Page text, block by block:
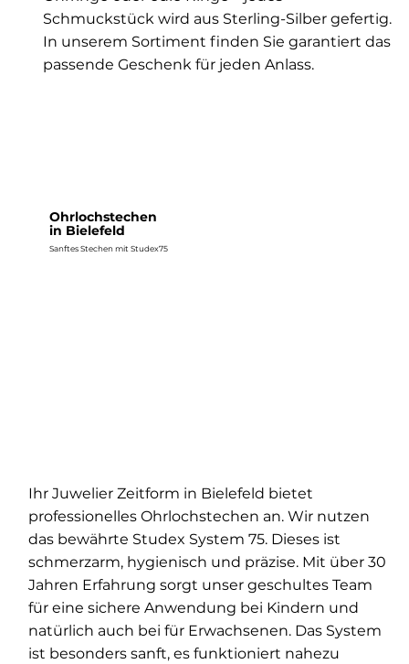
Schmuckstück wird aus Sterling-Silber gefertig.
In unserem Sortiment finden Sie garantiert das
passende Geschenk für jeden Anlass.
Ohrlochstechen
in Bielefeld
Sanftes Stechen mit Studex75
Ihr Juwelier Zeitform in Bielefeld bietet
professionelles Ohrlochstechen an. Wir nutzen
das bewährte Studex System 75. Dieses ist
schmerzarm, hygienisch und präzise. Mit über 30
Jahren Erfahrung sorgt unser geschultes Team
für eine sichere Anwendung bei Kindern und
natürlich auch bei für Erwachsenen. Das System
ist besonders sanft, es funktioniert nahezu